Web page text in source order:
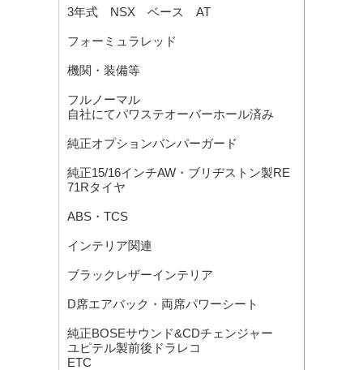
3年式 NSX ベース AT
フォーミュラレッド
機関・装備等
フルノーマル
自社にてパワステオーバーホール済み
純正オプションバンパーガード
純正15/16インチAW・ブリヂストン製RE
71Rタイヤ
ABS・TCS
インテリア関連
ブラックレザーインテリア
D席エアバック・両席パワーシート
純正BOSEサウンド&CDチェンジャー
ユピテル製前後ドラレコ
ETC